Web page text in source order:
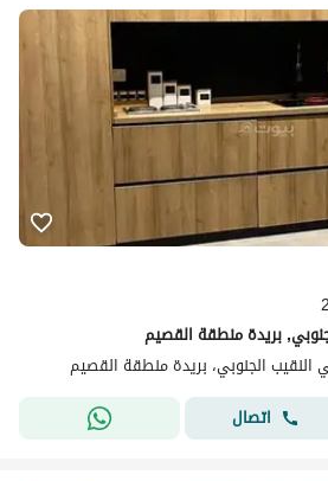
بريدة منطقة القصيم
اتصال